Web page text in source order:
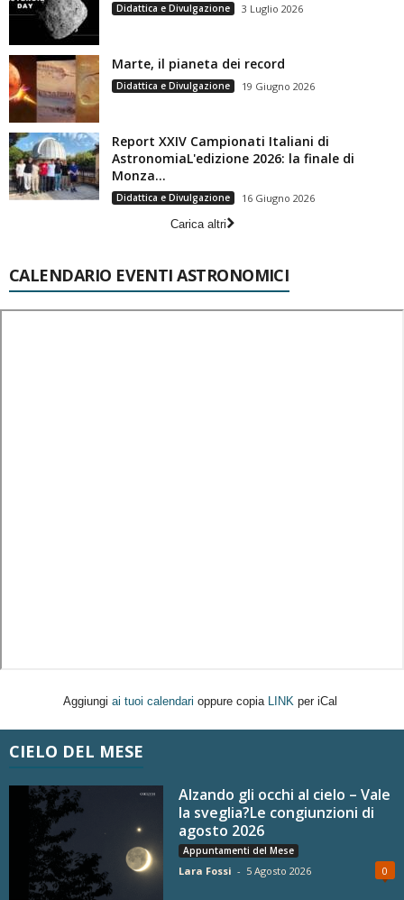
Didattica e Divulgazione 3 Luglio 2026
Marte, il pianeta dei record
Didattica e Divulgazione 19 Giugno 2026
Report XXIV Campionati Italiani di
AstronomiaL'edizione 2026: la finale di
Monza...
Didattica e Divulgazione
16 Giugno 2026
Carica altri
CALENDARIO EVENTI ASTRONOMICI
Aggiungi ai tuoi calendari oppure copia LINK per iCal
CIELO DEL MESE
Alzando gli occhi al cielo – Vale
la sveglia?Le congiunzioni di
agosto 2026
Appuntamenti del Mese
Lara Fossi - 5 Agosto 2026 0